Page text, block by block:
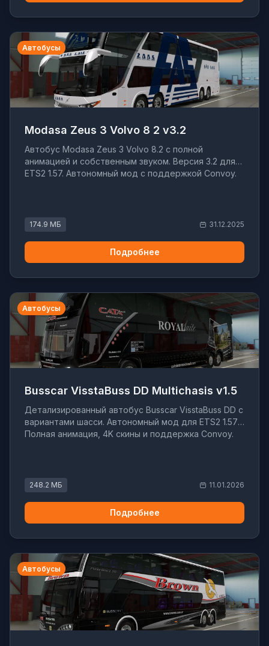
Автобусы
Modasa Zeus 3 Volvo 8 2 v3.2
Автобус Modasa Zeus 3 Volvo 8.2 с полной
анимацией и собственным звуком. Версия 3.2 для
ETS2 1.57. Автономный мод с поддержкой Convoy.
174.9 МБ 31.12.2025
Подробнее
Автобусы
Busscar VisstaBuss DD Multichasis v1.5
Детализированный автобус Busscar VisstaBuss DD с
вариантами шасси. Автономный мод для ETS2 1.57.
Полная анимация, 4K скины и поддержка Convoy.
248.2 МБ 11.01.2026
Подробнее
Автобусы